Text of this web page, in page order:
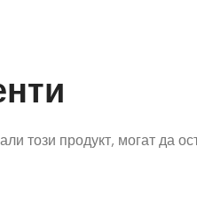
този продукт, могат да